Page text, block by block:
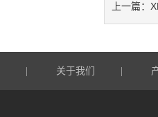
上一篇：
关于我们